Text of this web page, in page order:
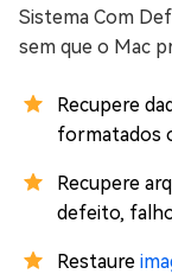
Sistema Com
sem que o Mac
Recupere
formatados
Recupere
defeito,
Restaure